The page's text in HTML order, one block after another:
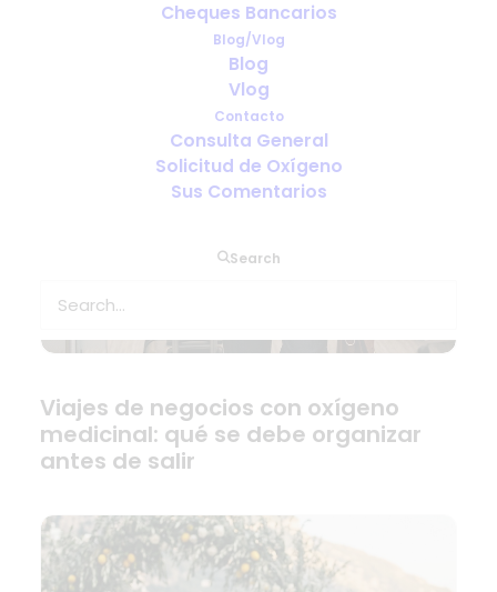
Cheques Bancarios
Blog/Vlog
Blog
Vlog
Contacto
Consulta General
Solicitud de Oxígeno
Sus Comentarios
Search
Viajes de negocios con oxígeno
medicinal: qué se debe organizar
antes de salir